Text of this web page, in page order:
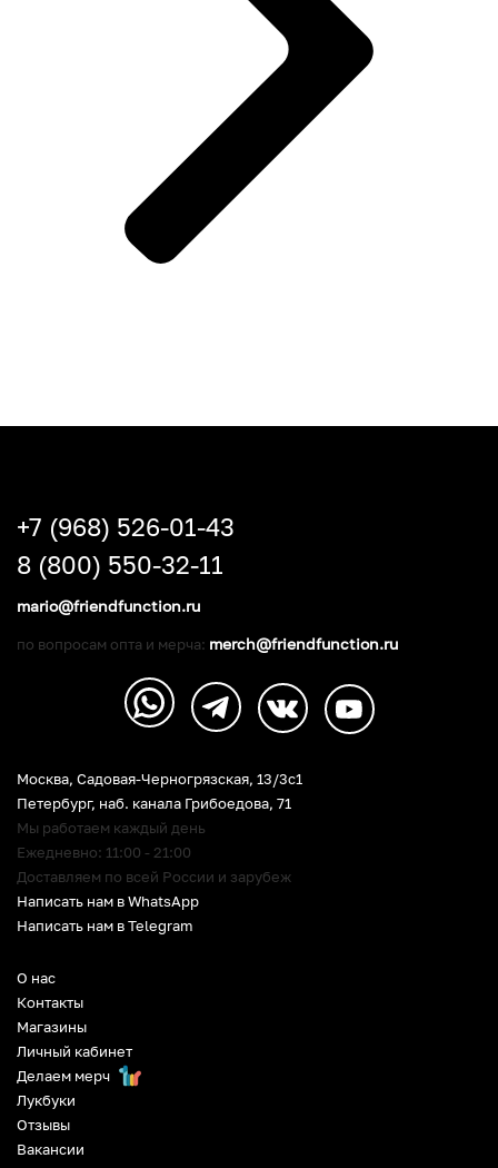
О нас
Контакты
Магазины
Личный кабинет
Делаем мерч
Лукбуки
Отзывы
Вакансии
Москва, Садовая-Черногрязская, 13/3c1
Петербург, наб. канала Грибоедова, 71
Мы работаем каждый день
Ежедневно: 11:00 - 21:00
Доставляем по всей России и зарубеж
Написать нам в WhatsApp
Написать нам в Telegram
+7 (968) 526-01-43
8 (800) 550-32-11
mario@friendfunction.ru
по вопросам опта и мерча: merch@friendfunction.ru